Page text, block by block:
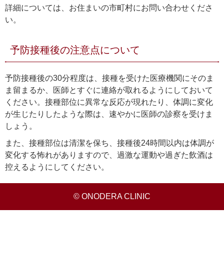
詳細については、お住まいの市町村にお問い合わせくださ
い。
予防接種後の注意点について
予防接種後の30分程度は、接種を受けた医療機関にそのま
ま留まるか、医師とすぐに連絡が取れるようにしておいて
ください。接種部位に異常な反応が現れたり、体調に変化
が生じたりしたような際は、速やかに医師の診察を受けま
しょう。
また、接種部位は清潔を保ち、接種後24時間以内は体調が
変化する怖れがありますので、過激な運動や過ぎた飲酒は
控えるようにしてください。
© ONODERA CLINIC